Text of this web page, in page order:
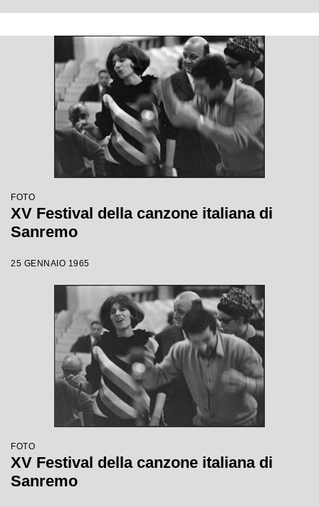
FOTO
XV Festival della canzone italiana di
Sanremo
25 GENNAIO 1965
FOTO
XV Festival della canzone italiana di
Sanremo